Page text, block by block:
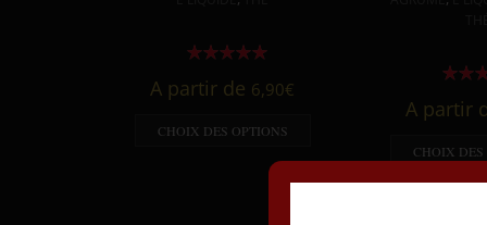
A partir de 6,90€
CHOIX DES OPTIONS
A partir
CHOIX DES